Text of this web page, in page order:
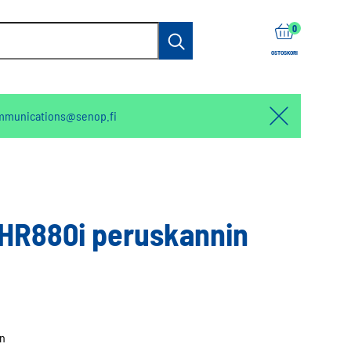
OSTOSKORI
0items
peruskannin